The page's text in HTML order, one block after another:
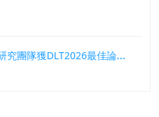
周兆龍及郭崇韋老師指導的研究團隊獲DLT2026最佳論文獎